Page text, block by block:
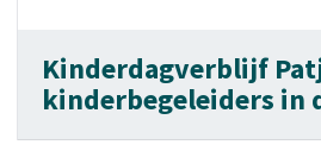
Kinderdagverblijf
kinderbegeleiders in